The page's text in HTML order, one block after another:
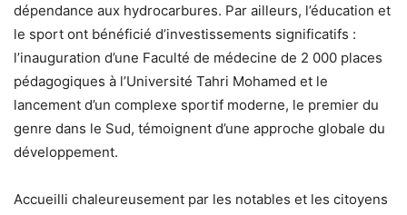
dépendance aux hydrocarbures. Par ailleurs, l’éducation et
le sport ont bénéficié d’investissements significatifs :
l’inauguration d’une Faculté de médecine de 2 000 places
pédagogiques à l’Université Tahri Mohamed et le
lancement d’un complexe sportif moderne, le premier du
genre dans le Sud, témoignent d’une approche globale du
développement.
Accueilli chaleureusement par les notables et les citoyens